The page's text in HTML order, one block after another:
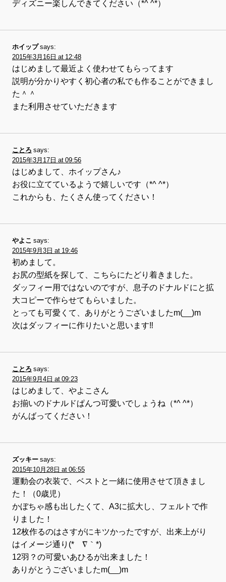
ディズニー楽しんできてください（*^ ^*）
ホイップ says:
2015年3月16日 at 12:48
はじめまして最近よく使わせてもらってます
説明が分かりやすく初心者の私でも作ることができまし
た＾＾
また利用させていただきます
ことろ says:
2015年3月17日 at 09:56
はじめまして、ホイップさん♪
お役に立てているようで嬉しいです（*^ ^*）
これからも、たくさん使ってください！
やよこ says:
2015年9月3日 at 19:46
初めまして。
お尻の型紙を探して、こちらにたどり着きました。
ダッフィー用ではないのですが、息子のドナルドにと拡
大コピーで作らせてもらいました。
とっても可愛くて、ありがとうございましたm(__)m
次はダッフィーに作りたいと思います‼
ことろ says:
2015年9月4日 at 09:23
はじめまして、やよこさん
お揃いのドナルドぱんつ可愛いでしょうね（*^ ^*）
がんばってください！
ズッキー says:
2015年10月28日 at 06:55
運動会の衣装で、ベストと一緒に使用させて頂きまし
た！（0歳児）
かぼちゃ感も出したくて、A3に拡大し、フェルトで作
りました！
12枚作るのはさすがにキツかったですが、出来上がり
はイメージ通り(*´∇｀*)
12羽？の可愛いあひるが出来ました！
ありがとうございましたm(__)m